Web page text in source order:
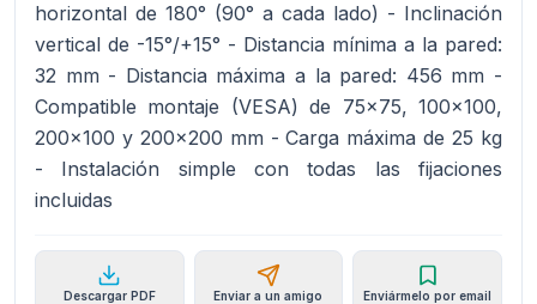
horizontal de 180° (90° a cada lado) - Inclinación
vertical de -15°/+15° - Distancia mínima a la pared:
32 mm - Distancia máxima a la pared: 456 mm -
Compatible montaje (VESA) de 75x75, 100x100,
200x100 y 200x200 mm - Carga máxima de 25 kg
- Instalación simple con todas las fijaciones
incluidas
Descargar PDF Enviar a un amigo Enviármelo por email